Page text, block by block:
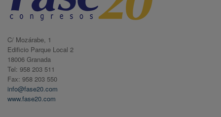
C/ Mozárabe, 1
Edificio Parque Local 2
18006 Granada
Tel: 958 203 511
Fax: 958 203 550
info@fase20.com
www.fase20.com